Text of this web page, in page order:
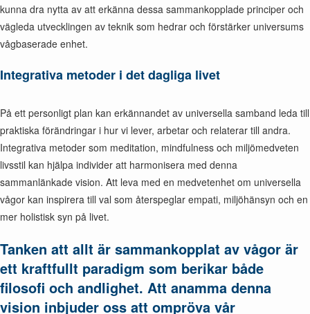
kunna dra nytta av att erkänna dessa sammankopplade principer och
vägleda utvecklingen av teknik som hedrar och förstärker universums
vågbaserade enhet.
Integrativa metoder i det dagliga livet
På ett personligt plan kan erkännandet av universella samband leda till
praktiska förändringar i hur vi lever, arbetar och relaterar till andra.
Integrativa metoder som meditation, mindfulness och miljömedveten
livsstil kan hjälpa individer att harmonisera med denna
sammanlänkade vision. Att leva med en medvetenhet om universella
vågor kan inspirera till val som återspeglar empati, miljöhänsyn och en
mer holistisk syn på livet.
Tanken att allt är sammankopplat av vågor är
ett kraftfullt paradigm som berikar både
filosofi och andlighet. Att anamma denna
vision inbjuder oss att ompröva vår